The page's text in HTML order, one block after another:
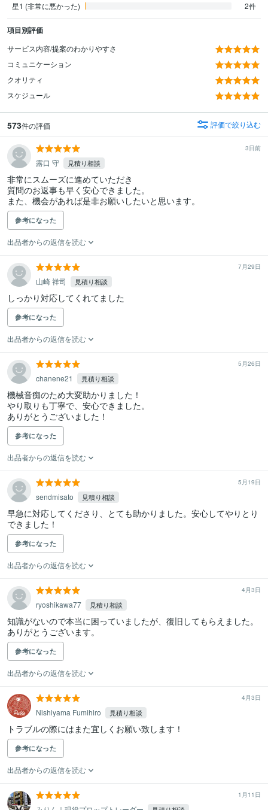
星1 (非常に悪かった)
2件
項目別評価
サービス内容/提案のわかりやすさ
コミュニケーション
クオリティ
スケジュール
573件の評価 評価で絞り込む
3日前
露口 守 見積り相談
非常にスムーズに進めていただき
質問のお返事も早く安心できました。
また、機会があれば是非お願いしたいと思います。
参考になった
出品者からの返信を読む
7月29日
山崎 祥司 見積り相談
しっかり対応してくれてました
参考になった
出品者からの返信を読む
5月26日
chanene21 見積り相談
機械音痴のため大変助かりました！
やり取りも丁寧で、安心できました。
ありがとうございました！
参考になった
出品者からの返信を読む
5月19日
sendmisato 見積り相談
早急に対応してくださり、とても助かりました。安心してやりとり
できました！
参考になった
出品者からの返信を読む
4月3日
ryoshikawa77 見積り相談
知識がないので本当に困っていましたが、復旧してもらえました。
ありがとうございます。
参考になった
出品者からの返信を読む
4月3日
Nishiyama Fumihiro 見積り相談
トラブルの際にはまた宜しくお願い致します！
参考になった
出品者からの返信を読む
1月11日